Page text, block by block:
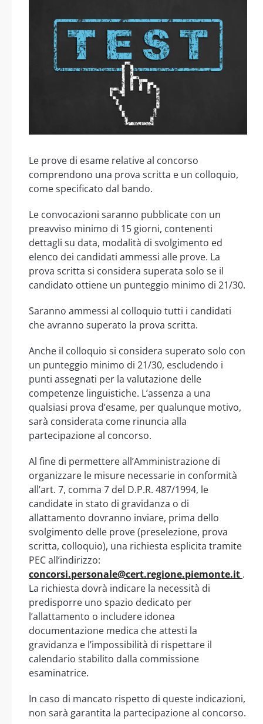
Le prove di esame relative al concorso
comprendono una prova scritta e un colloquio,
come specificato dal bando.
Le convocazioni saranno pubblicate con un
preavviso minimo di 15 giorni, contenenti
dettagli su data, modalità di svolgimento ed
elenco dei candidati ammessi alle prove. La
prova scritta si considera superata solo se il
candidato ottiene un punteggio minimo di 21/30.
Saranno ammessi al colloquio tutti i candidati
che avranno superato la prova scritta.
Anche il colloquio si considera superato solo con
un punteggio minimo di 21/30, escludendo i
punti assegnati per la valutazione delle
competenze linguistiche. L’assenza a una
qualsiasi prova d’esame, per qualunque motivo,
sarà considerata come rinuncia alla
partecipazione al concorso.
Al fine di permettere all’Amministrazione di
organizzare le misure necessarie in conformità
all’art. 7, comma 7 del D.P.R. 487/1994, le
candidate in stato di gravidanza o di
allattamento dovranno inviare, prima dello
svolgimento delle prove (preselezione, prova
scritta, colloquio), una richiesta esplicita tramite
PEC all’indirizzo:
concorsi.personale@cert.regione.piemonte.it .
La richiesta dovrà indicare la necessità di
predisporre uno spazio dedicato per
l’allattamento o includere idonea
documentazione medica che attesti la
gravidanza e l’impossibilità di rispettare il
calendario stabilito dalla commissione
esaminatrice.
In caso di mancato rispetto di queste indicazioni,
non sarà garantita la partecipazione al concorso.